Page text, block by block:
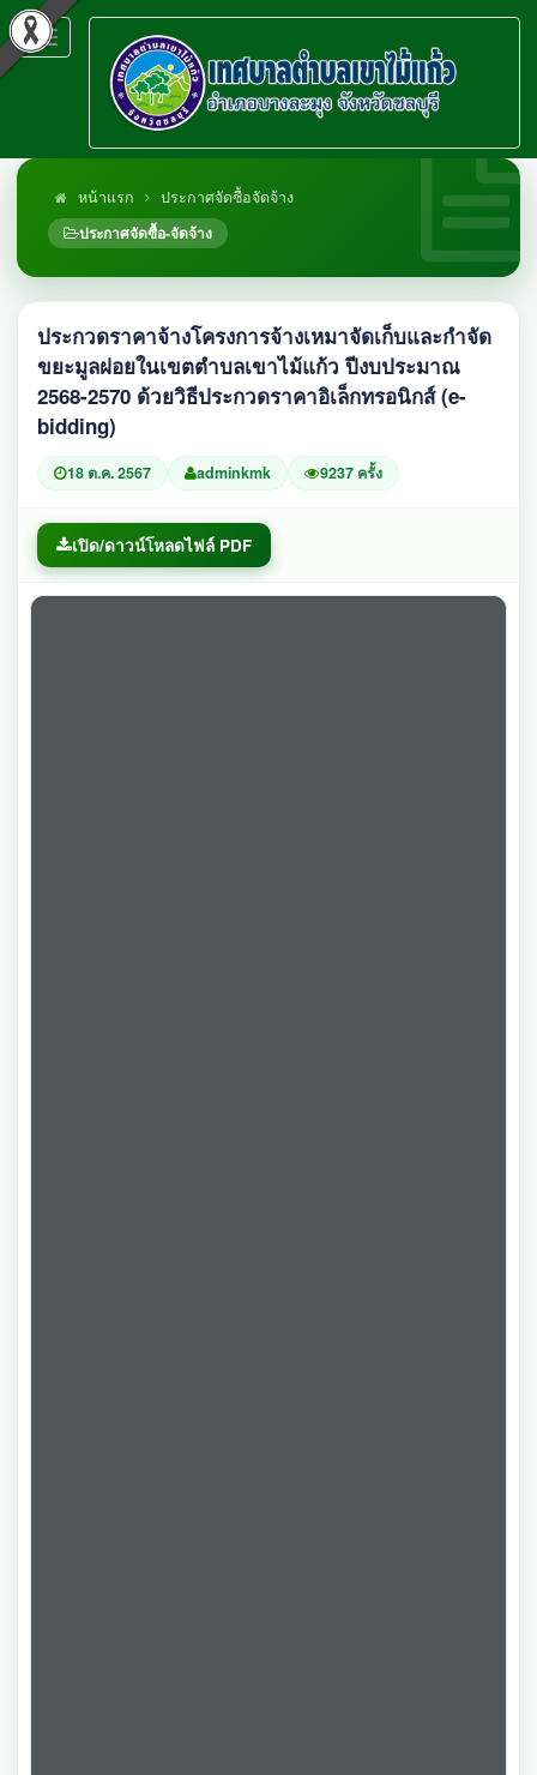
Toggle
navigation
หน้าแรก
ประกาศจัดซื้อจัดจ้าง
ประกาศจัดซื้อ-จัดจ้าง
ประกวดราคาจ้างโครงการจ้างเหมาจัดเก็บและกำจัด
ขยะมูลฝอยในเขตตำบลเขาไม้แก้ว ปีงบประมาณ
2568-2570 ด้วยวิธีประกวดราคาอิเล็กทรอนิกส์ (e-
bidding)
18 ต.ค. 2567 adminkmk 9237 ครั้ง
เปิด/ดาวน์โหลดไฟล์ PDF